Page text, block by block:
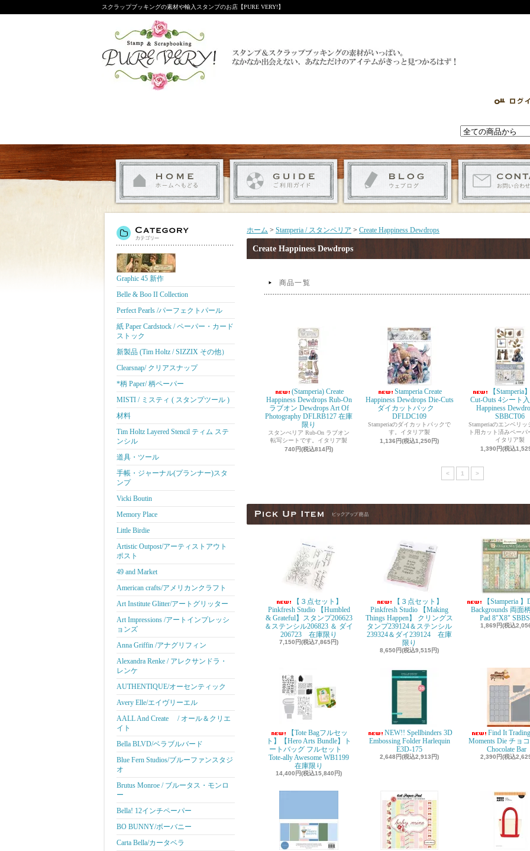
スクラップブッキングの素材や輸入スタンプのお店【PURE VERY!】
Graphic 45 新作
Belle & Boo II Collection
Perfect Pearls /パーフェクトパール
紙 Paper Cardstock / ペーパー・カード
ストック
新製品 (Tim Holtz / SIZZIX その他）
Clearsnap/ クリアスナップ
*柄 Paper/ 柄ペーパー
MISTI / ミスティ ( スタンプツール )
材料
Tim Holtz Layered Stencil ティム ステ
ンシル
道具・ツール
手帳・ジャーナル(プランナー)スタ
ンプ
Vicki Boutin
Memory Place
Little Birdie
Artistic Outpost/アーティストアウト
ポスト
49 and Market
American crafts/アメリカンクラフト
Art Institute Glitter/アートグリッター
Art Impressions /アートインプレッシ
ョンズ
Anna Griffin /アナグリフィン
Alexandra Renke / アレクサンドラ・
レンケ
AUTHENTIQUE/オーセンティック
Avery Elle/エイヴリーエル
AALL And Create / オール＆クリエ
イト
Bella BLVD/ベラブルバード
Blue Fern Studios/ブルーファンスタジ
オ
Brutus Monroe / ブルータス・モンロ
ー
Bella! 12インチペーパー
BO BUNNY/ボーバニー
Carta Bella/カータベラ
ホーム > Stamperia / スタンペリア > Create Happiness Dewdrops
Create Happiness Dewdrops
商品一覧
(Stamperia) Create
Happiness Dewdrops Rub-On
ラブオン Dewdrops Art Of
Photography DFLRB127 在庫
限り
スタンぺリア Rub-On ラブオン
転写シートです。イタリア製
740円(税込814円)
Stamperia Create
Happiness Dewdrops Die-Cuts
ダイカットパック
DFLDC109
Stamperiaのダイカットパックで
す。イタリア製
1,136円(税込1,250円)
【Stamperia
Cut-Outs 4シート入
Happiness
SBBCT06
Stamperiaのエンベリッ
ト用カット済みペーパ
イタリア製
1,390円(税込
< 1 >
【３点セット】
Pinkfresh Studio 【Humbled
& Grateful】スタンプ206623
＆ステンシル206823 ＆ ダイ
206723 在庫限り
7,150円(税込7,865円)
【３点セット】
Pinkfresh Studio 【Making
Things Happen】 クリングス
タンプ239124＆ステンシル
239324＆ダイ239124 在庫
限り
8,650円(税込9,515円)
【Stamperia
Backgrounds 両面
Pad 8"X8"
1,869円(税込
【Tote Bagフルセッ
ト】【Hero Arts Bundle】ト
ートバッグ フルセット
Tote-ally Awesome WB1199
在庫限り
14,400円(税込15,840円)
NEW!! Spellbinders 3D
Embossing Folder Harlequin
E3D-175
2,648円(税込2,913円)
Find It
Moments Die チョ
Chocolate Bar
2,390円(税込